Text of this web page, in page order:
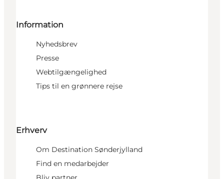
Information
Nyhedsbrev
Presse
Webtilgængelighed
Tips til en grønnere rejse
Erhverv
Om Destination Sønderjylland
Find en medarbejder